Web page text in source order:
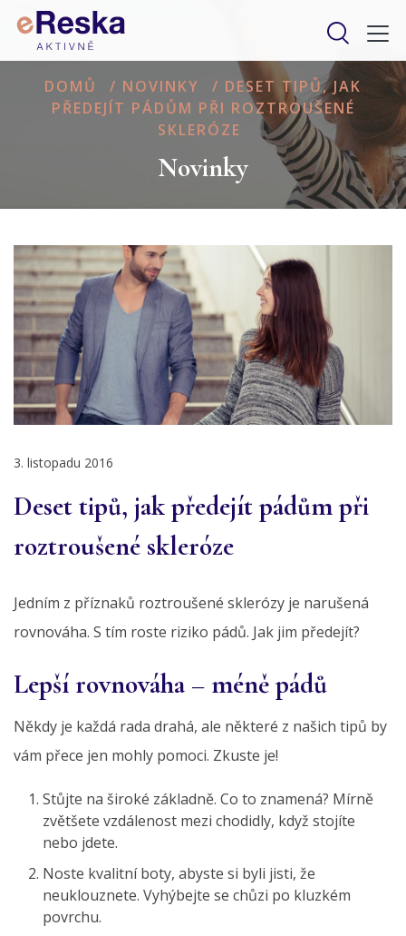
DOMŮ / NOVINKY / DESET TIPŮ, JAK
PŘEDEJÍT PÁDŮM PŘI ROZTROUŠENÉ
SKLERÓZE
Novinky
3. listopadu 2016
Deset tipů, jak předejít pádům při
roztroušené skleróze
Jedním z příznaků roztroušené sklerózy je narušená
rovnováha. S tím roste riziko pádů. Jak jim předejít?
Lepší rovnováha – méně pádů
Někdy je každá rada drahá, ale některé z našich tipů by
vám přece jen mohly pomoci. Zkuste je!
Stůjte na široké základně. Co to znamená? Mírně
zvětšete vzdálenost mezi chodidly, když stojíte
nebo jdete.
Noste kvalitní boty, abyste si byli jisti, že
neuklouznete. Vyhýbejte se chůzi po kluzkém
povrchu.